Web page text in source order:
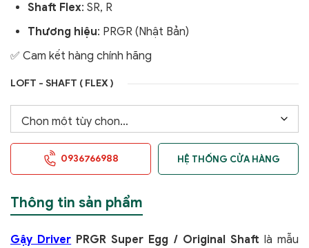
Shaft Flex: SR, R
Thương hiệu: PRGR (Nhật Bản)
✅ Cam kết hàng chính hãng
LOFT - SHAFT ( FLEX )
0936766988 HỆ THỐNG CỬA HÀNG
Thông tin sản phẩm
Gậy Driver PRGR Super Egg / Original Shaft là mẫu